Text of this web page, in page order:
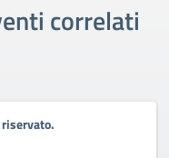
correlati